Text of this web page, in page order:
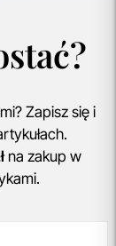
Zapisz się i
na zakup w